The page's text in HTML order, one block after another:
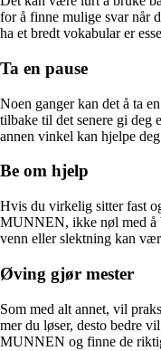
for å finne mulige svar når
ha et bredt vokabular er
Ta en pause
Noen ganger kan det å ta
tilbake til det senere gi deg
annen vinkel kan hjelpe
Be om hjelp
Hvis du virkelig sitter fast
MUNNEN, ikke nøl med å
venn eller slektning kan
Øving gjør mester
Som med alt annet, vil
mer du løser, desto bedre
MUNNEN og finne de